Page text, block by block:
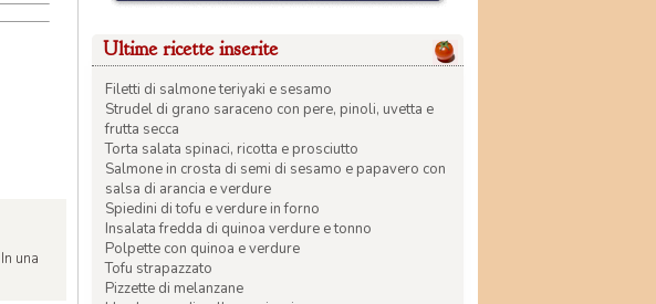
una
Ultime ricette inserite
Filetti di salmone teriyaki e sesamo
Strudel di grano saraceno con pere, pinoli, uvetta e
frutta secca
Torta salata spinaci, ricotta e prosciutto
Salmone in crosta di semi di sesamo e papavero con
salsa di arancia e verdure
Spiedini di tofu e verdure in forno
Insalata fredda di quinoa verdure e tonno
Polpette con quinoa e verdure
Tofu strapazzato
Pizzette di melanzane